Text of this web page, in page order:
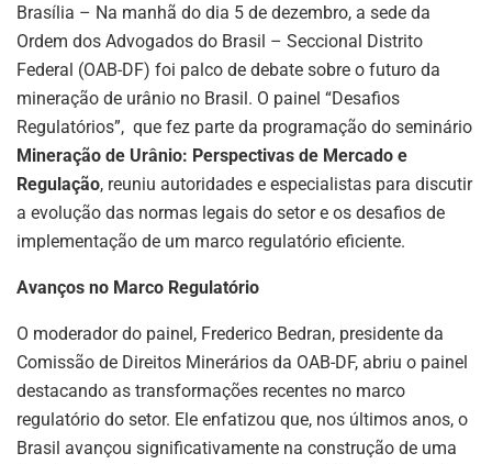
at
s
A
p
p
k
e
dI
n
c
e
b
o
o
k
e
gr
a
m
ai
l
ar
e
Brasília – Na manhã do dia 5 de dezembro, a sede da
Ordem dos Advogados do Brasil – Seccional Distrito
Federal (OAB-DF) foi palco de debate sobre o futuro da
mineração de urânio no Brasil. O painel “Desafios
Regulatórios”, que fez parte da programação do seminário
Mineração de Urânio: Perspectivas de Mercado e
Regulação, reuniu autoridades e especialistas para discutir
a evolução das normas legais do setor e os desafios de
implementação de um marco regulatório eficiente.
Avanços no Marco Regulatório
O moderador do painel, Frederico Bedran, presidente da
Comissão de Direitos Minerários da OAB-DF, abriu o painel
destacando as transformações recentes no marco
regulatório do setor. Ele enfatizou que, nos últimos anos, o
Brasil avançou significativamente na construção de uma